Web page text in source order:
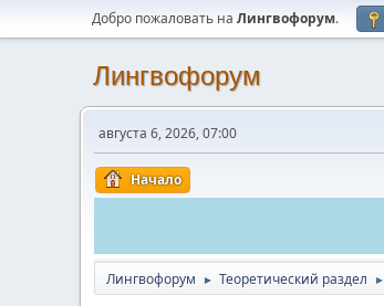
Добро пожаловать на Лингвофорум.
Лингвофорум
августа 6, 2026, 07:00
Начало
Лингвофорум ► Теоретический раздел ►